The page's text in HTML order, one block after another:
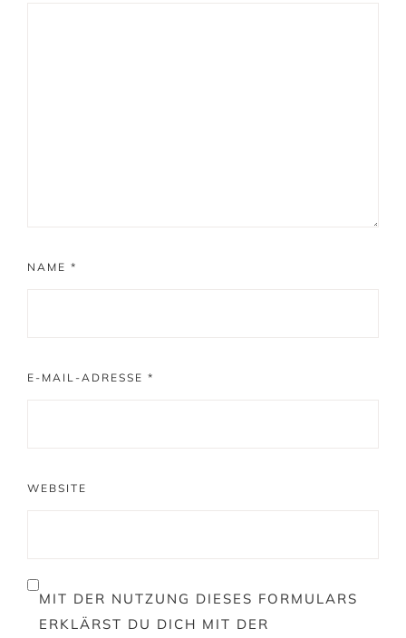
NAME *
E-MAIL-ADRESSE *
WEBSITE
MIT DER NUTZUNG DIESES FORMULARS
ERKLÄRST DU DICH MIT DER